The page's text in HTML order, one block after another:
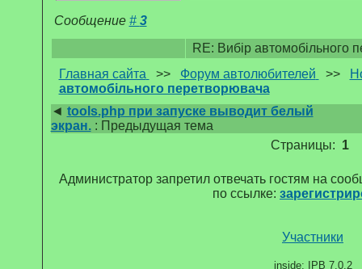
Сообщение # 3
RE: Вибір автомобільного
Главная сайта
>> Форум автолюбителей >>
автомобільного перетворювача
◄ tools.php при запуске выводит белый
экран.: Предыдущая тема
Страницы: 1
Администратор запретил отвечать гостям на
по ссылке:
Участники
inside: IPB 7.0.2